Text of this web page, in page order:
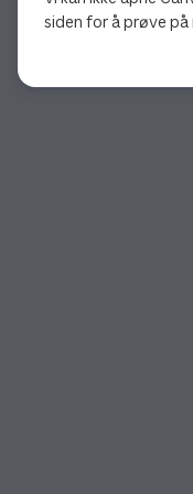
siden for å prøve